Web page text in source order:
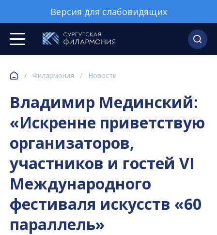
Версия для слабовидящих
/ Филармония / Новости
Владимир Мединский:
«Искренне приветствую
организаторов,
участников и гостей VI
Международного
фестиваля искусств «60
параллель»